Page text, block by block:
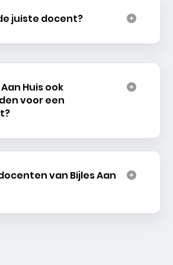
juiste docent?
Huis ook
voor een
van Bijles Aan